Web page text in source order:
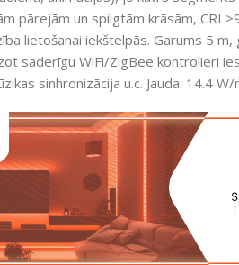
pārejām un spilgtām krāsām, CRI
lietošanai iekštelpās. Garums 5 m,
saderīgu WiFi/ZigBee kontrolieri
sinhronizācija u.c. Jauda: 14.4